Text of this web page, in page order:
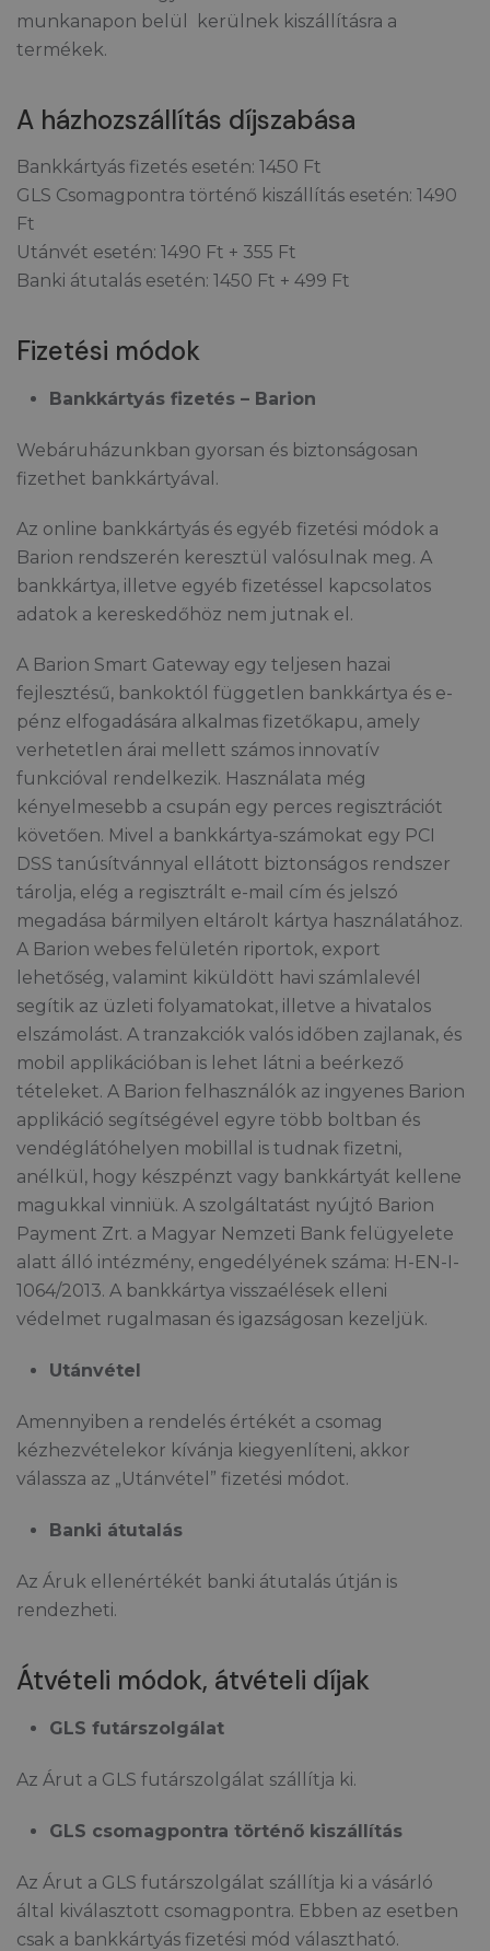
munkanapon belül kerülnek kiszállításra a
termékek.
A házhozszállítás díjszabása
Bankkártyás fizetés esetén: 1450 Ft
GLS Csomagpontra történő kiszállítás esetén: 1490
Ft
Utánvét esetén: 1490 Ft + 355 Ft
Banki átutalás esetén: 1450 Ft + 499 Ft
Fizetési módok
Bankkártyás fizetés – Barion
Webáruházunkban gyorsan és biztonságosan
fizethet bankkártyával.
Az online bankkártyás és egyéb fizetési módok a
Barion rendszerén keresztül valósulnak meg. A
bankkártya, illetve egyéb fizetéssel kapcsolatos
adatok a kereskedőhöz nem jutnak el.
A Barion Smart Gateway egy teljesen hazai
fejlesztésű, bankoktól független bankkártya és e-
pénz elfogadására alkalmas fizetőkapu, amely
verhetetlen árai mellett számos innovatív
funkcióval rendelkezik. Használata még
kényelmesebb a csupán egy perces regisztrációt
követően. Mivel a bankkártya-számokat egy PCI
DSS tanúsítvánnyal ellátott biztonságos rendszer
tárolja, elég a regisztrált e-mail cím és jelszó
megadása bármilyen eltárolt kártya használatához.
A Barion webes felületén riportok, export
lehetőség, valamint kiküldött havi számlalevél
segítik az üzleti folyamatokat, illetve a hivatalos
elszámolást. A tranzakciók valós időben zajlanak, és
mobil applikációban is lehet látni a beérkező
tételeket. A Barion felhasználók az ingyenes Barion
applikáció segítségével egyre több boltban és
vendéglátóhelyen mobillal is tudnak fizetni,
anélkül, hogy készpénzt vagy bankkártyát kellene
magukkal vinniük. A szolgáltatást nyújtó Barion
Payment Zrt. a Magyar Nemzeti Bank felügyelete
alatt álló intézmény, engedélyének száma: H-EN-I-
1064/2013. A bankkártya visszaélések elleni
védelmet rugalmasan és igazságosan kezeljük.
Utánvétel
Amennyiben a rendelés értékét a csomag
kézhezvételekor kívánja kiegyenlíteni, akkor
válassza az „Utánvétel” fizetési módot.
Banki átutalás
Az Áruk ellenértékét banki átutalás útján is
rendezheti.
Átvételi módok, átvételi díjak
GLS futárszolgálat
Az Árut a GLS futárszolgálat szállítja ki.
GLS csomagpontra történő kiszállítás
Az Árut a GLS futárszolgálat szállítja ki a vásárló
által kiválasztott csomagpontra. Ebben az esetben
csak a bankkártyás fizetési mód választható.